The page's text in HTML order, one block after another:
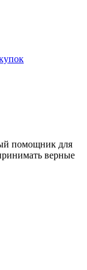
помощник для
верные